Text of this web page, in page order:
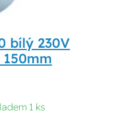
bílý 230V
1 ks